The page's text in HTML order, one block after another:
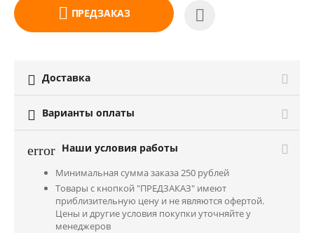
ПРЕДЗАКАЗ
 Доставка
 Варианты оплаты
error Наши условия работы
Минимальная сумма заказа 250 рублей
Товары с кнопкой "ПРЕДЗАКАЗ" имеют
приблизительную цену и не являются офертой.
Цены и другие условия покупки уточняйте у
менеджеров